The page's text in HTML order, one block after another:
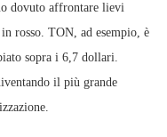
dovuto affrontare lievi
rosso. TON, ad esempio, è
sopra i 6,7 dollari.
il più grande